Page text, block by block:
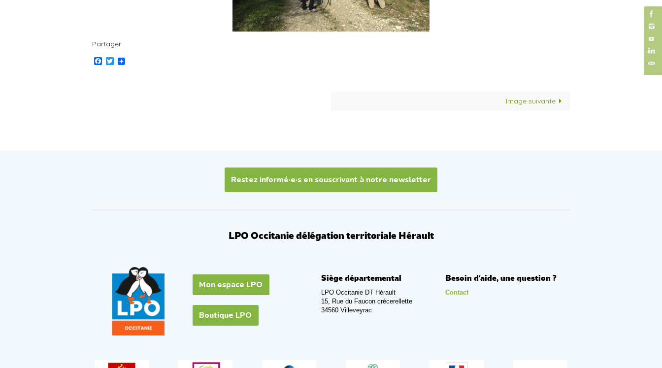
Partager
Facebook
Twitter
Image suivante
Restez informé·e·s en souscrivant à notre newsletter
LPO Occitanie délégation territoriale Hérault
Mon espace LPO
Boutique LPO
Siège départemental
LPO Occitanie DT Hérault
15, Rue du Faucon crécerellette
34560 Villeveyrac
Besoin d'aide, une question ?
Contact